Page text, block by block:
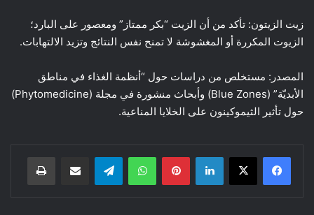
زيت الزيتون: تأكد من أن الزيت “بكر ممتاز” ومعصور على البارد؛
الزيوت المكررة أو المغشوشة لا تمنح نفس النتائج وتزيد الالتهابات.
المصدر: مستخلص من دراسات حول “أنظمة الغذاء في مناطق
الأبديّة” (Blue Zones) وأبحاث منشورة في مجلة (Phytomedicine)
حول تأثير الثيموكينون على الخلايا المناعية.
لينكدإن بينتيريست واتساب